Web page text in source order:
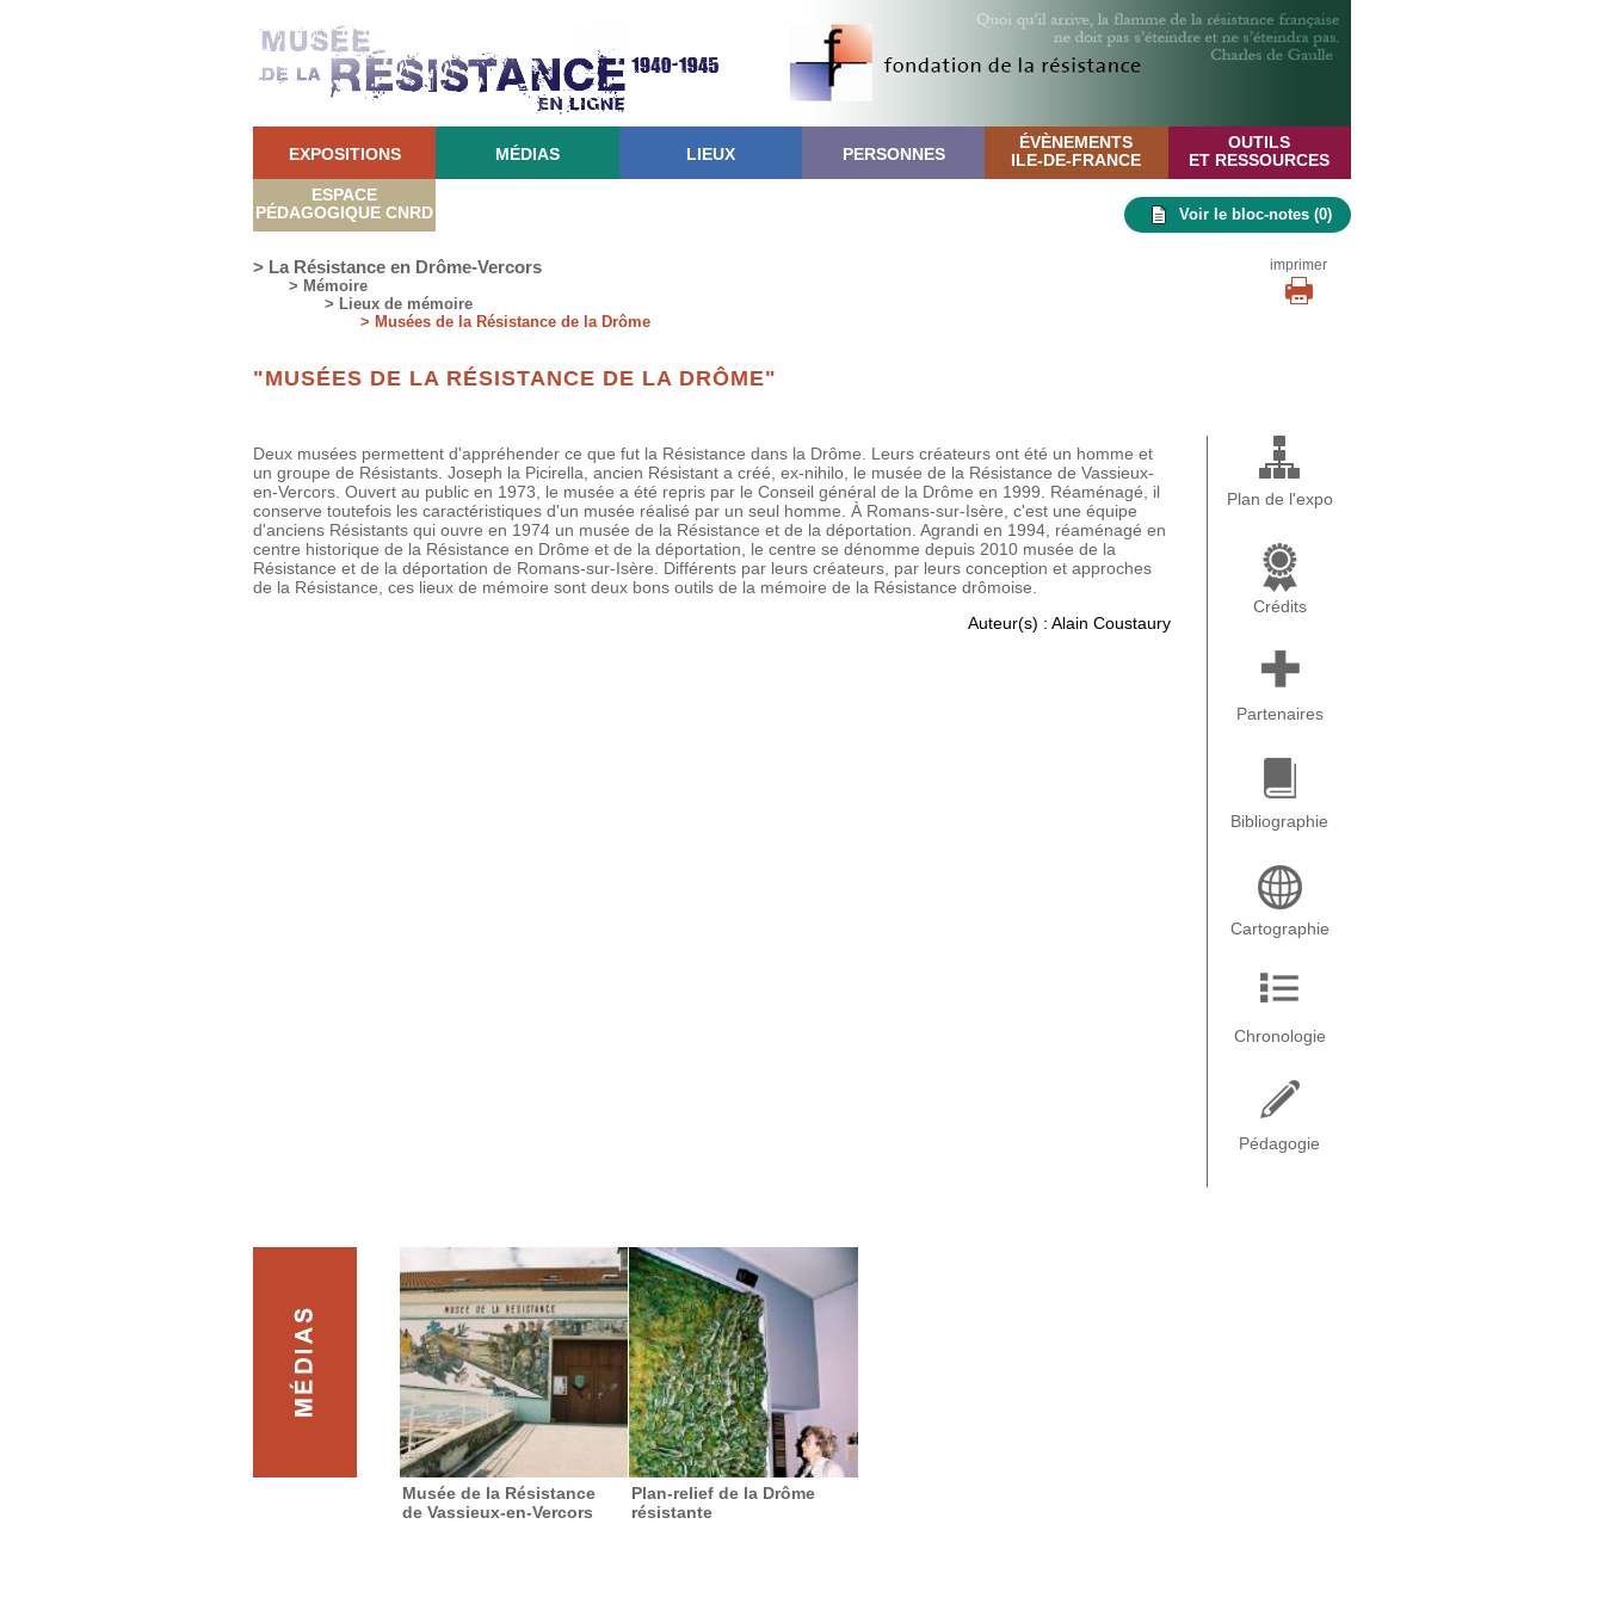
EXPOSITIONS MÉDIAS LIEUX PERSONNES
ÉVÈNEMENTS
ILE-DE-FRANCE
OUTILS
ET RESSOURCES
ESPACE
PÉDAGOGIQUE CNRD Voir le bloc-notes (0)
> La Résistance en Drôme-Vercors
> Mémoire
> Lieux de mémoire
> Musées de la Résistance de la Drôme
imprimer
"MUSÉES DE LA RÉSISTANCE DE LA DRÔME"
Deux musées permettent d'appréhender ce que fut la Résistance dans la Drôme. Leurs créateurs ont été un homme et
un groupe de Résistants. Joseph la Picirella, ancien Résistant a créé, ex-nihilo, le musée de la Résistance de Vassieux-
en-Vercors. Ouvert au public en 1973, le musée a été repris par le Conseil général de la Drôme en 1999. Réaménagé, il
conserve toutefois les caractéristiques d'un musée réalisé par un seul homme. À Romans-sur-Isère, c'est une équipe
d'anciens Résistants qui ouvre en 1974 un musée de la Résistance et de la déportation. Agrandi en 1994, réaménagé en
centre historique de la Résistance en Drôme et de la déportation, le centre se dénomme depuis 2010 musée de la
Résistance et de la déportation de Romans-sur-Isère. Différents par leurs créateurs, par leurs conception et approches
de la Résistance, ces lieux de mémoire sont deux bons outils de la mémoire de la Résistance drômoise.
Auteur(s) : Alain Coustaury
Plan de l'expo
Crédits
Partenaires
Bibliographie
Cartographie
Chronologie
Pédagogie
Musée de la Résistance
de Vassieux-en-Vercors
Plan-relief de la Drôme
résistante